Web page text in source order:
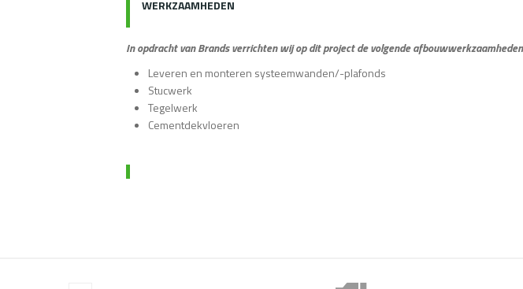
WERKZAAMHEDEN
In opdracht van Brands verrichten wij op dit project de volgende
Leveren en monteren systeemwanden/-plafonds
Stucwerk
Tegelwerk
Cementdekvloeren